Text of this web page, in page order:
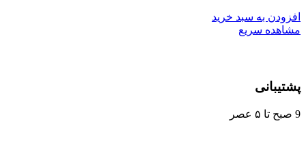
به سبد خرید
سریع